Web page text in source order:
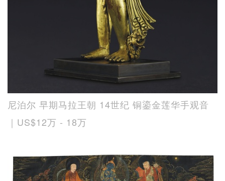
尼泊尔 早期马拉王朝 14世纪 铜鎏金莲华手观音
｜US$12万 - 18万